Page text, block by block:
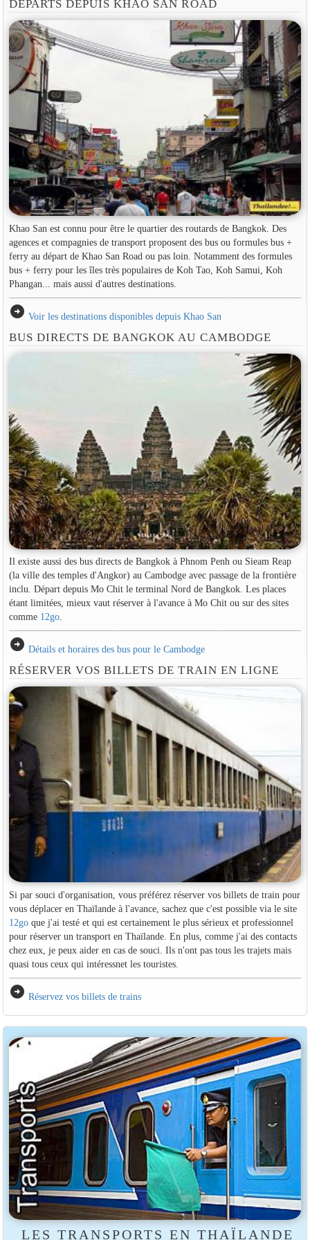
DÉPARTS DEPUIS KHAO SAN ROAD
Khao San est connu pour être le quartier des routards de Bangkok. Des
agences et compagnies de transport proposent des bus ou formules bus +
ferry au départ de Khao San Road ou pas loin. Notamment des formules
bus + ferry pour les îles très populaires de Koh Tao, Koh Samui, Koh
Phangan... mais aussi d'autres destinations.
arrow_circle_right Voir les destinations disponibles depuis Khao San
BUS DIRECTS DE BANGKOK AU CAMBODGE
Il existe aussi des bus directs de Bangkok à Phnom Penh ou Sieam Reap
(la ville des temples d'Angkor) au Cambodge avec passage de la frontière
inclu. Départ depuis Mo Chit le terminal Nord de Bangkok. Les places
étant limitées, mieux vaut réserver à l'avance à Mo Chit ou sur des sites
comme 12go.
arrow_circle_right Détails et horaires des bus pour le Cambodge
RÉSERVER VOS BILLETS DE TRAIN EN LIGNE
Si par souci d'organisation, vous préférez réserver vos billets de train pour
vous déplacer en Thaïlande à l'avance, sachez que c'est possible via le site
12goque j'ai testé et qui est certainement le plus sérieux et professionnel
pour réserver un transport en Thaïlande. En plus, comme j'ai des contacts
chez eux, je peux aider en cas de souci. Ils n'ont pas tous les trajets mais
quasi tous ceux qui intéressnet les touristes.
arrow_circle_right Réservez vos billets de trains
LES TRANSPORTS EN THAÏLANDE